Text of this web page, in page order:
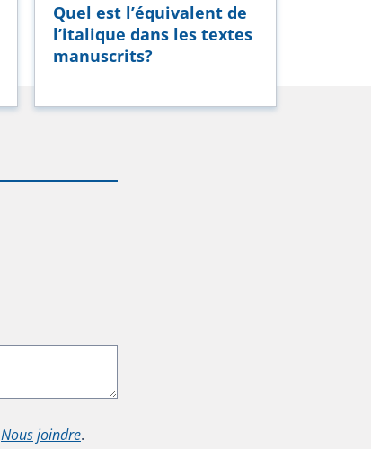
Quel est l’équivalent de
l’italique dans les textes
manuscrits?
Nous joindre.